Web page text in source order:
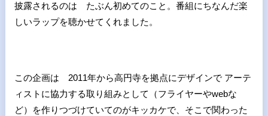
披露されるのは たぶん初めてのこと。番組にちなんだ楽
しいラップを聴かせてくれました。
この企画は 2011年から高円寺を拠点にデザインで アーテ
ィストに協力する取り組みとして（フライヤーやwebな
ど）を作りつづけていてのがキッカケで、そこで関わった